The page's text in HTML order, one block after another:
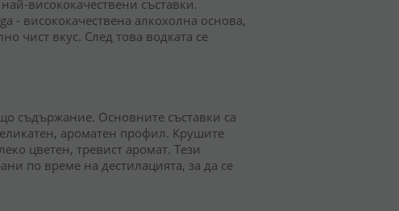
висококачествени съставки.
- висококачествена алкохолна основа,
чист вкус. След това водката се
съдържание. Основните съставки са
ароматен профил. Крушите
цветен, тревист аромат. Тези
по време на дестилацията, за да се